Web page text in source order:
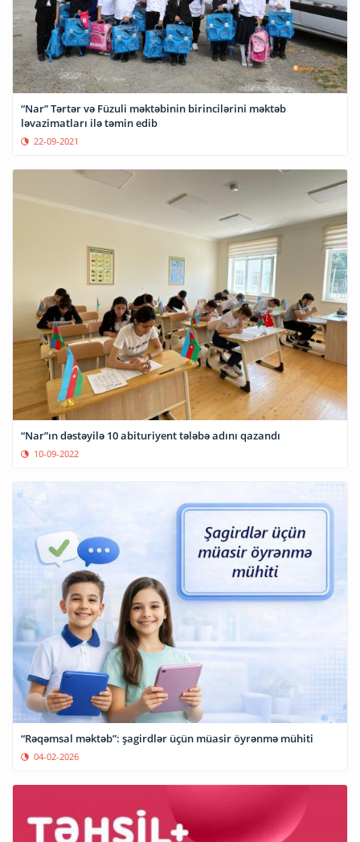
“Nar” Tərtər və Füzuli məktəbinin birincilərini məktəb
ləvazimatları ilə təmin edib
22-09-2021
“Nar”ın dəstəyilə 10 abituriyent tələbə adını qazandı
10-09-2022
“Rəqəmsal məktəb”: şagirdlər üçün müasir öyrənmə mühiti
04-02-2026